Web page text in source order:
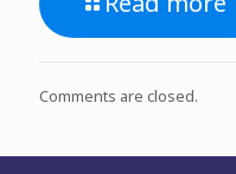
Comments are closed.